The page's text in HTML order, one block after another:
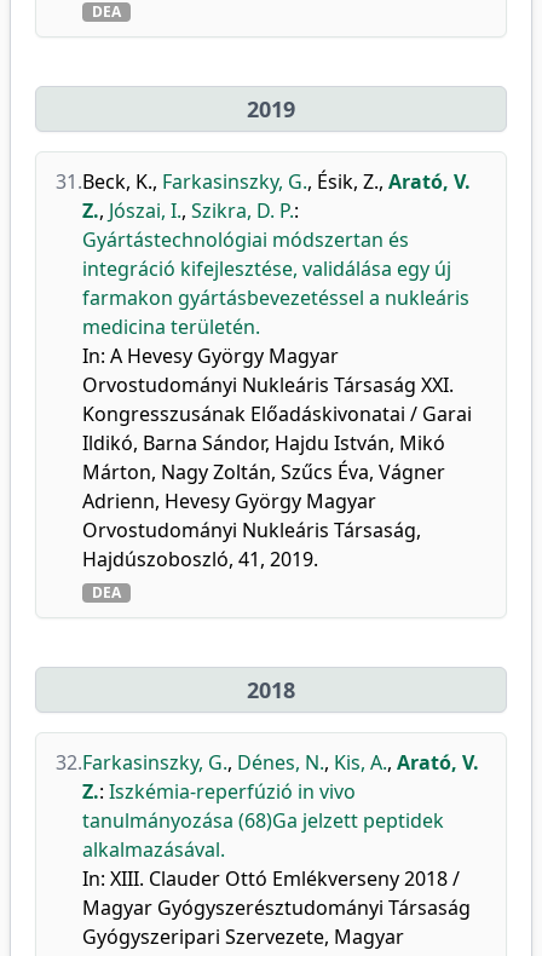
DEA
2019
31.Beck, K., Farkasinszky, G., Ésik, Z., Arató, V.
Z., Jószai, I., Szikra, D. P.:
Gyártástechnológiai módszertan és
integráció kifejlesztése, validálása egy új
farmakon gyártásbevezetéssel a nukleáris
medicina területén.
In: A Hevesy György Magyar
Orvostudományi Nukleáris Társaság XXI.
Kongresszusának Előadáskivonatai / Garai
Ildikó, Barna Sándor, Hajdu István, Mikó
Márton, Nagy Zoltán, Szűcs Éva, Vágner
Adrienn, Hevesy György Magyar
Orvostudományi Nukleáris Társaság,
Hajdúszoboszló, 41, 2019.
DEA
2018
32.Farkasinszky, G., Dénes, N., Kis, A., Arató, V.
Z.: Iszkémia-reperfúzió in vivo
tanulmányozása (68)Ga jelzett peptidek
alkalmazásával.
In: XIII. Clauder Ottó Emlékverseny 2018 /
Magyar Gyógyszerésztudományi Társaság
Gyógyszeripari Szervezete, Magyar